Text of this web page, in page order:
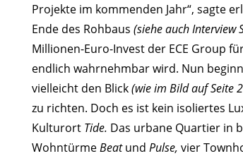
Projekte im kommenden Jahr“, sagte
Ende des Rohbaus (siehe auch Interview
Millionen-Euro-Invest der ECE Group
endlich wahrnehmbar wird. Nun
vielleicht den Blick(wie im Bild auf Seite
zu richten. Doch es ist kein isoliertes
Kulturort Tide. Das urbane Quartier in
WohntürmeBeatund Pulse, vier